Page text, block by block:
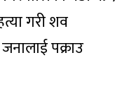
गरी शव
पक्राउ